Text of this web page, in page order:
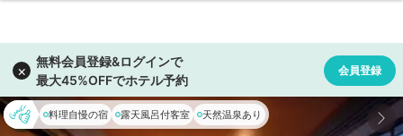
料理自慢の宿 露天風呂付客室 天然温泉あり